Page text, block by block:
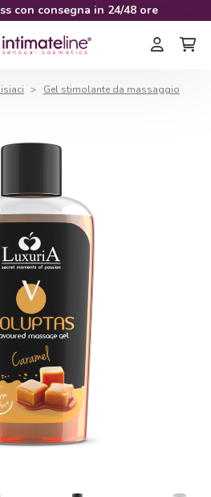
con consegna in 24/48 ore
Gel stimolante da massaggio